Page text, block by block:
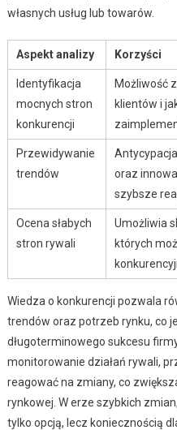
własnych usług lub towarów.
Aspekt analizy Korzyści
Identyfikacja
mocnych stron
konkurencji
Możliwość
klientów i
Przewidywanie
trendów
oraz
szybsze
Ocena słabych
stron rywali
Umożliwia
których
Wiedza o konkurencji pozwala
trendów oraz potrzeb rynku, co
długoterminowego sukcesu
monitorowanie działań rywali,
reagować na zmiany, co
rynkowej. W erze szybkich
tylko opcją, lecz koniecznością